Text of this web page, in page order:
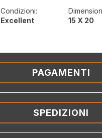
Condizioni:
Excellent
15 X 20
PAGAMENTI
SPEDIZIONI